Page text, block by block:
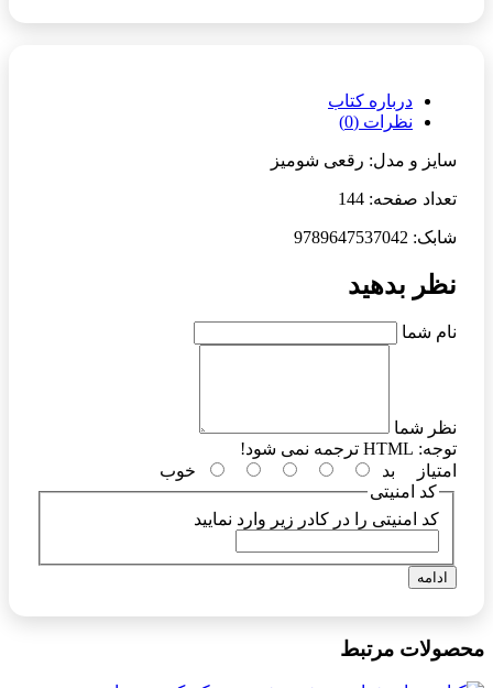
درباره کتاب
نظرات (0)
سایز و مدل: رقعی شومیز
تعداد صفحه: 144
شابک: 9789647537042
نظر بدهید
نام شما
نظر شما
توجه:
امتیاز
بد
خوب
کد امنیتی
کد امنیتی را در کادر زیر وارد نمایید
ادامه
محصولات مرتبط